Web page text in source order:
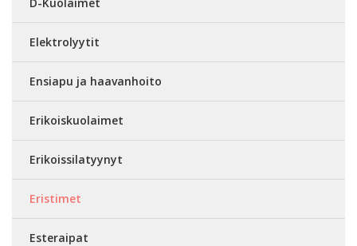
Elektrolyytit
Ensiapu ja haavanhoito
Erikoiskuolaimet
Erikoissilatyynyt
Eristimet
Esteraipat